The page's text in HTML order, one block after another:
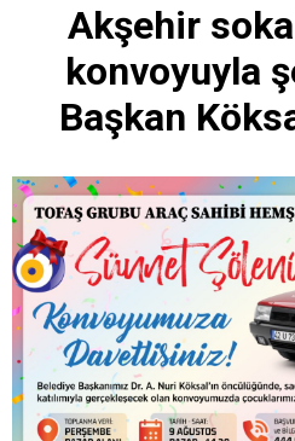
Akşehir
konvoyuyla
Başkan